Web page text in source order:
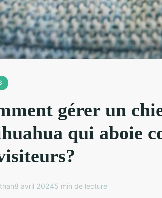
gérer un
qui aboie
8 avril 20245 min de lecture